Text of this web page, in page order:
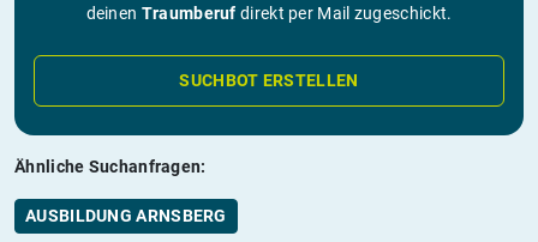
deinen Traumberuf direkt per Mail zugeschickt.
SUCHBOT ERSTELLEN
Ähnliche Suchanfragen:
AUSBILDUNG ARNSBERG